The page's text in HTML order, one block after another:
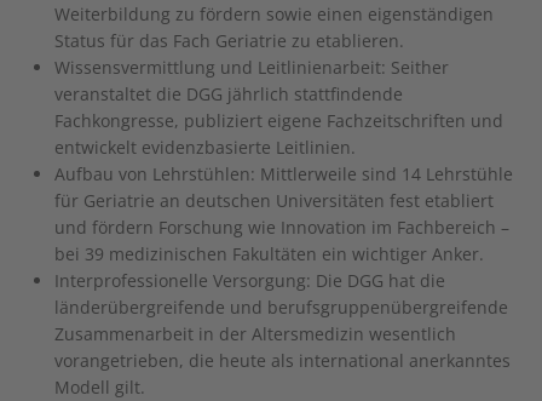
Weiterbildung zu fördern sowie einen eigenständigen
Status für das Fach Geriatrie zu etablieren.
Wissensvermittlung und Leitlinienarbeit: Seither
veranstaltet die DGG jährlich stattfindende
Fachkongresse, publiziert eigene Fachzeitschriften und
entwickelt evidenzbasierte Leitlinien.
Aufbau von Lehrstühlen: Mittlerweile sind 14 Lehrstühle
für Geriatrie an deutschen Universitäten fest etabliert
und fördern Forschung wie Innovation im Fachbereich –
bei 39 medizinischen Fakultäten ein wichtiger Anker.
Interprofessionelle Versorgung: Die DGG hat die
länderübergreifende und berufsgruppenübergreifende
Zusammenarbeit in der Altersmedizin wesentlich
vorangetrieben, die heute als international anerkanntes
Modell gilt.